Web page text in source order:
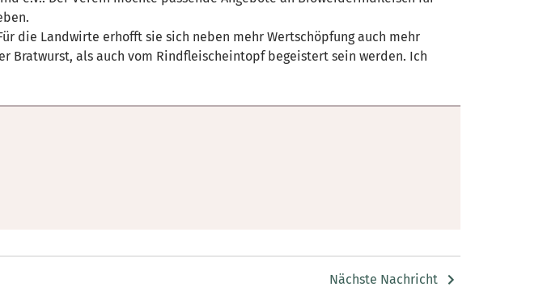
die Landwirte erhofft sie sich neben mehr Wertschöpfung auch mehr
Bratwurst, als auch vom Rindfleischeintopf begeistert sein werden. Ich
Nächste Nachricht